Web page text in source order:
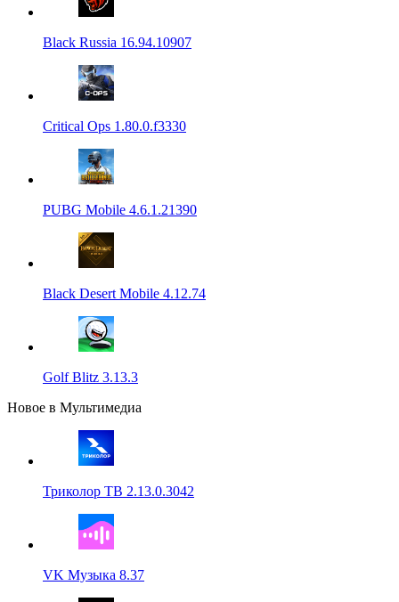
Black Russia 16.94.10907
Critical Ops 1.80.0.f3330
PUBG Mobile 4.6.1.21390
Black Desert Mobile 4.12.74
Golf Blitz 3.13.3
Новое в Мультимедиа
Триколор ТВ 2.13.0.3042
VK Музыка 8.37